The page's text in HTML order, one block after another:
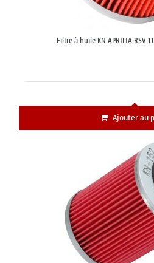
Filtre à huile KN APRILIA RSV
Ajouter au